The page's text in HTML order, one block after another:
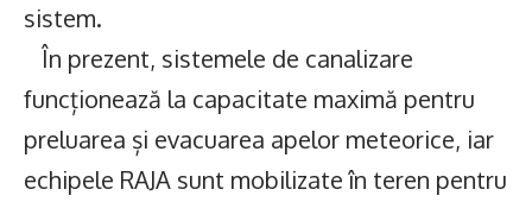
sistem.
În prezent, sistemele de canalizare
funcționează la capacitate maximă pentru
preluarea și evacuarea apelor meteorice, iar
echipele RAJA sunt mobilizate în teren pentru